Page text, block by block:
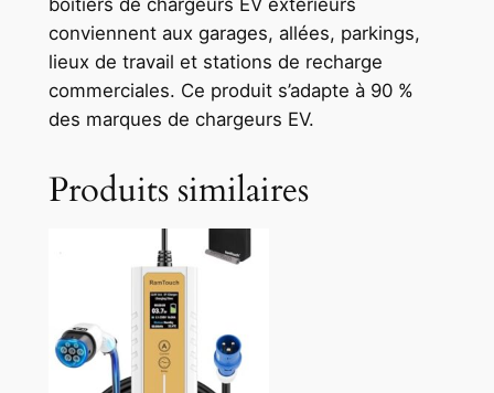
conviennent aux garages, allées, parkings,
lieux de travail et stations de recharge
commerciales. Ce produit s’adapte à 90 %
des marques de chargeurs EV.
Produits similaires